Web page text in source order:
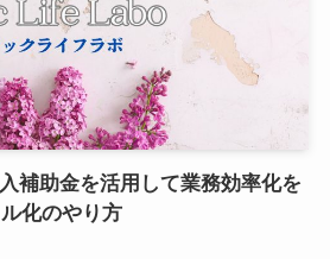
補助金を活用して業務効率化を
化のやり方